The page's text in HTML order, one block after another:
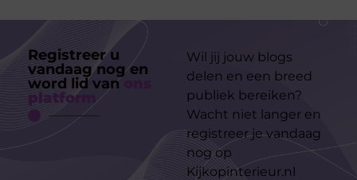
Registreer u
vandaag nog en
word lid van
platform
Wil jij jouw blogs
delen en een breed
publiek bereiken?
Wacht niet langer en
registreer je vandaag
nog op
Kijkopinterieur.nl